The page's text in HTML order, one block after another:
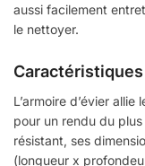
aussi facilement
le nettoyer.
Caractéristiques
L’armoire d’évier
pour un rendu du
résistant, ses
(longueur x